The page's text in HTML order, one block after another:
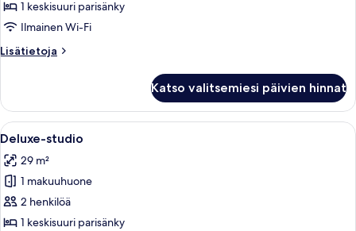
1 keskisuuri parisänky
Ilmainen Wi-Fi
Lisätietoja
Lisätietoja
Katso valitsemiesi päivien hinnat
Avaa
kaikki
huonetyypin
Deluxe-
studio
kuvat
Moderni keittiö, jossa on
14
Deluxe-studio
29 m²
1 makuuhuone
2 henkilöä
1 keskisuuri parisänky